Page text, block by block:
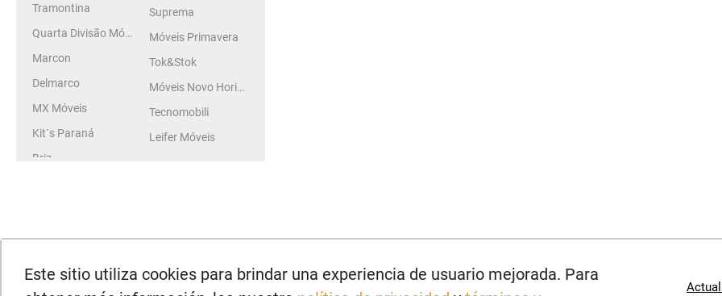
Tramontina
Quarta Divisão Móveis
Marcon
Delmarco
MX Móveis
Kit´s Paraná
Briz
Suprema
Móveis Primavera
Tok&Stok
Móveis Novo Horizonte
Tecnomobili
Leifer Móveis
Este sitio utiliza cookies para brindar una experiencia de usuario mejorada. Para